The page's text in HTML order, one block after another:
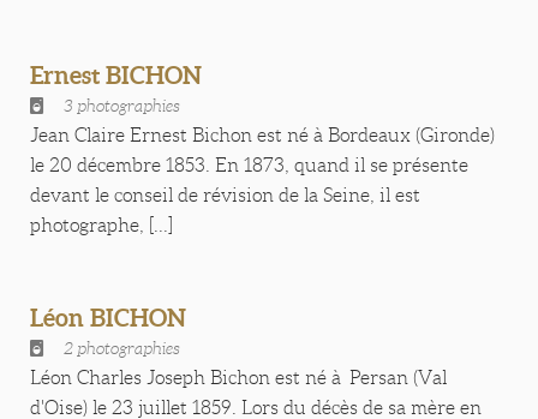
Ernest BICHON
3 photographies
Jean Claire Ernest Bichon est né à Bordeaux (Gironde)
le 20 décembre 1853. En 1873, quand il se présente
devant le conseil de révision de la Seine, il est
photographe, [...]
Léon BICHON
2 photographies
Léon Charles Joseph Bichon est né à Persan (Val
d'Oise) le 23 juillet 1859. Lors du décès de sa mère en